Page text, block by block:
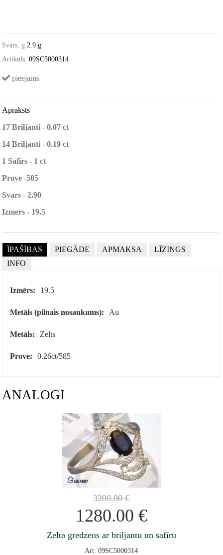
Svars, g 2.9 g
Artikuls: 09SC5000314
pieejams
Apraksts
17 Briljanti - 0.07 ct
14 Briljanti - 0.19 ct
1 Safirs - 1 ct
Prove -585
Svars - 2.90
Izmers - 19.5
ĪPAŠĪBAS PIEGĀDE APMAKSA
LĪZINGS
INFO
Izmērs: 19.5
Metāls (pilnais nosaukums): Au
Metāls: Zelts
Prove: 0.26ct/585
ANALOGI
3200.00€
1280.00 €
Zelta gredzens ar briljantu un safīru
Art: 09SC5000314